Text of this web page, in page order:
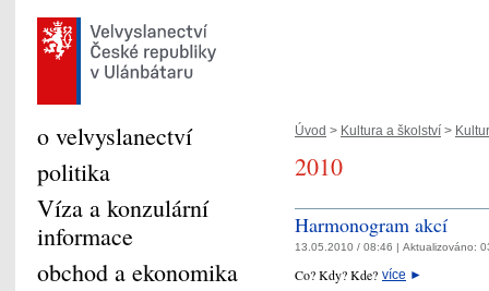
Úvod > Kultura a školství >
2010
Harmonogram akcí
13.05.2010 / 08:46 | Aktualizováno:
Co? Kdy? Kde? více ►
o velvyslanectví
politika
Víza a konzulární
informace
obchod a ekonomika